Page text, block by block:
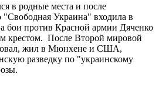
в родные места и после
Украина" входила в
бои против Красной армии Дяченко
крестом. После Второй мировой
жил в Мюнхене и США,
разведку по "украинскому